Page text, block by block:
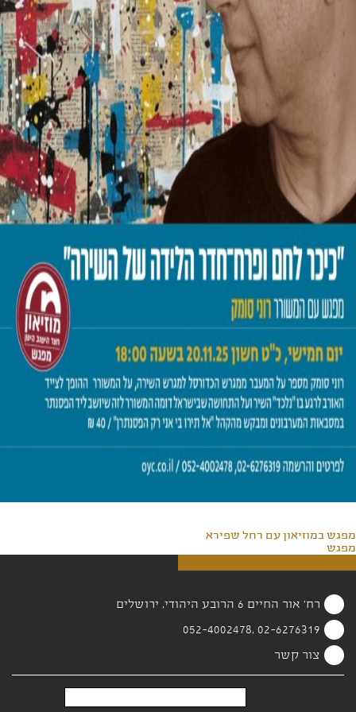
מפגש במוזיאון עם רחל שפירא
מפגש
רח' אור החיים 6 הרובע היהודי, ירושלים
02-6276319 ,052-4002478
צור קשר